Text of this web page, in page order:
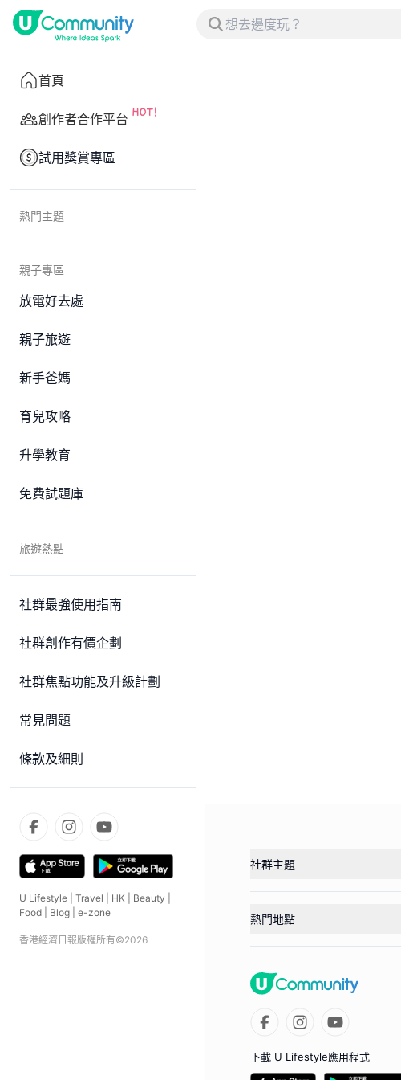
首頁
創作者合作平台
試用獎賞專區
熱門主題
親子專區
放電好去處
親子旅遊
新手爸媽
育兒攻略
升學教育
免費試題庫
旅遊熱點
社群最強使用指南
社群創作有價企劃
社群焦點功能及升級計劃
常見問題
條款及細則
U Lifestyle Travel HK Beauty
Food
Blog e-zone
香港經濟日報版權所有©2026
社群主題
熱門地點
下載 U Lifestyle應用程式